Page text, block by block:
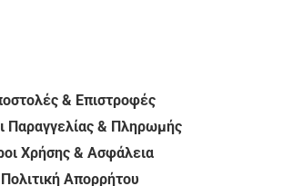
& Επιστροφές
Παραγγελίας & Πληρωμής
Χρήσης & Ασφάλεια
Πολιτική Απορρήτου